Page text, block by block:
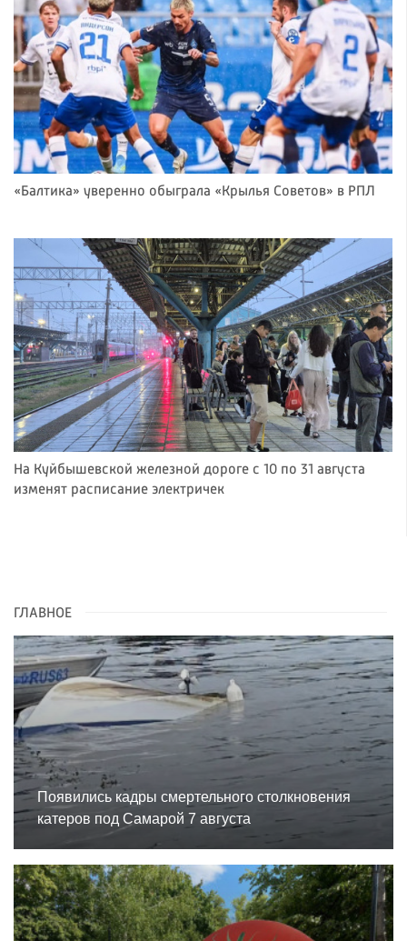
«Балтика» уверенно обыграла «Крылья Советов» в РПЛ
На Куйбышевской железной дороге с 10 по 31 августа
изменят расписание электричек
ГЛАВНОЕ
Появились кадры смертельного столкновения
катеров под Самарой 7 августа